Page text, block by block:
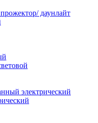
даунлайт
электрический